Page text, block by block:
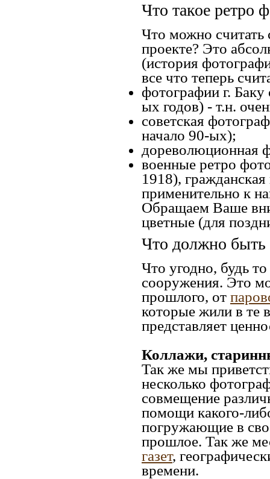
Что такое ретро
Что можно считать
проекте? Это
(история
все что теперь
фотографии г.
ых годов) - т.н.
советская
начало 90-ых);
дореволюционная
военные ретро
1918),
применительно к
Обращаем Ваше
цветные (для
Что должно быть
Что угодно, будь
сооружения. Это
прошлого, от
которые жили в те
представляет
Коллажи,
Так же мы
несколько
совмещение
помощи какого-
погружающие в
прошлое. Так же
газет,
времени.